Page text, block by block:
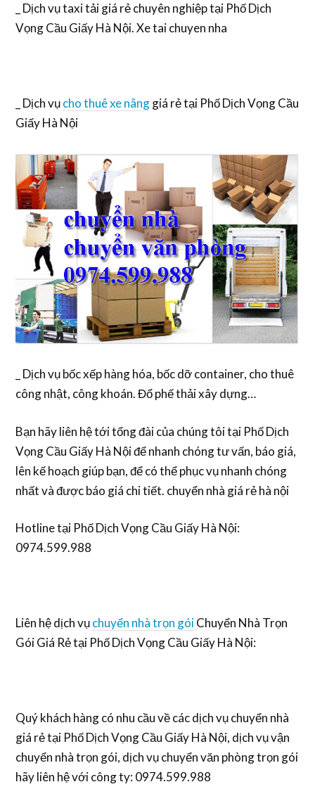
_ Dịch vụ taxi tải giá rẻ chuyên nghiệp tại Phố Dịch
Vọng Cầu Giấy Hà Nội. Xe tai chuyen nha
_ Dịch vụcho thuê xe nânggiá rẻ tại Phố Dịch Vọng Cầu
Giấy Hà Nội
_ Dịch vụ bốc xếp hàng hóa, bốc dỡ container, cho thuê
công nhật, công khoán. Đổ phế thải xây dựng…
Bạn hãy liên hệ tới tổng đài của chúng tôi tại Phố Dịch
Vọng Cầu Giấy Hà Nội để nhanh chóng tư vấn, báo giá,
lên kế hoạch giúp bạn, để có thể phục vụ nhanh chóng
nhất và được báo giá chi tiết. chuyển nhà giá rẻ hà nội
Hotline tại Phố Dịch Vọng Cầu Giấy Hà Nội:
0974.599.988
Liên hệ dịch vụchuyển nhà trọn góiChuyển Nhà Trọn
Gói Giá Rẻ tại Phố Dịch Vọng Cầu Giấy Hà Nội:
Quý khách hàng có nhu cầu về các dịch vụ chuyển nhà
giá rẻ tại Phố Dịch Vọng Cầu Giấy Hà Nội, dịch vụ vận
chuyển nhà trọn gói, dịch vụ chuyển văn phòng trọn gói
hãy liên hệ với công ty: 0974.599.988